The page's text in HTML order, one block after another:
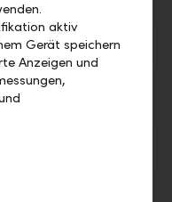
aktiv
Gerät speichern
Anzeigen und